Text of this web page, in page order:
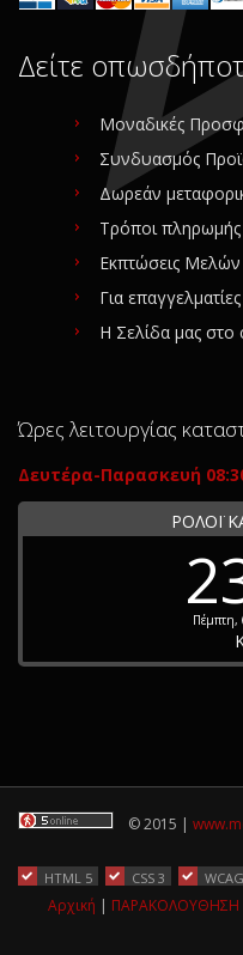
Δείτε
Μοναδικές
Συνδυασμός
Δωρεάν
Τρόποι πληρωμής
Εκπτώσεις Μελών
Για επαγγελματίες
Η Σελίδα μας στο
Ώρες λειτουργίας
Δευτέρα-Παρασκευή
ΡΟΛΟΪ
Πέμπτη,
© 2015 |
HTML 5 CSS 3
Αρχική | ΠΑΡΑΚΟΛΟΥΘΗΣΗ